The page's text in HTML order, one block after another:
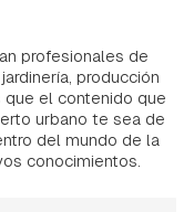
profesionales de
producción
que el contenido que
urbano te sea de
del mundo de la
conocimientos.